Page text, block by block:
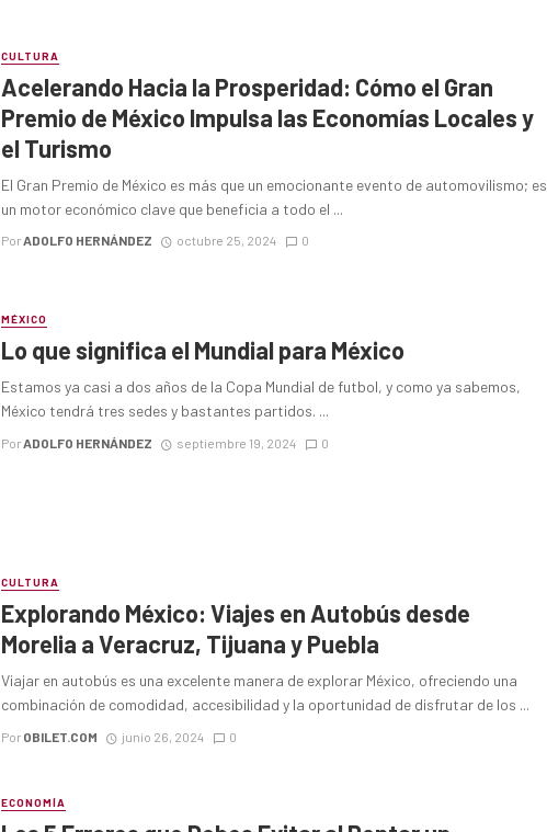
CULTURA
Acelerando Hacia la Prosperidad: Cómo el Gran
Premio de México Impulsa las Economías Locales y
el Turismo
El Gran Premio de México es más que un emocionante evento de automovilismo; es
un motor económico clave que beneficia a todo el ...
PorADOLFO HERNÁNDEZ octubre 25, 2024 0
MÉXICO
Lo que significa el Mundial para México
Estamos ya casi a dos años de la Copa Mundial de futbol, y como ya sabemos,
México tendrá tres sedes y bastantes partidos. ...
Por ADOLFO HERNÁNDEZ septiembre 19, 2024 0
CULTURA
Explorando México: Viajes en Autobús desde
Morelia a Veracruz, Tijuana y Puebla
Viajar en autobús es una excelente manera de explorar México, ofreciendo una
combinación de comodidad, accesibilidad y la oportunidad de disfrutar de los ...
Por OBILET.COM junio 26, 2024 0
ECONOMÍA